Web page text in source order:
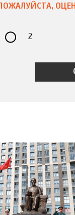
ПОЖАЛУЙСТА,
2